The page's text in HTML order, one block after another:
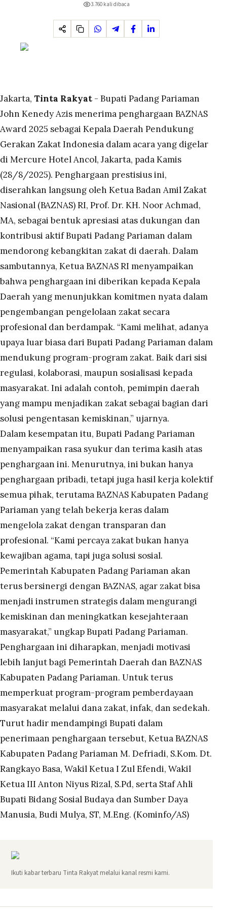
3.760 kali dibaca
Jakarta, Tinta Rakyat - Bupati Padang Pariaman
John Kenedy Azis menerima penghargaan BAZNAS
Award 2025 sebagai Kepala Daerah Pendukung
Gerakan Zakat Indonesia dalam acara yang digelar
di Mercure Hotel Ancol, Jakarta, pada Kamis
(28/8/2025). Penghargaan prestisius ini,
diserahkan langsung oleh Ketua Badan Amil Zakat
Nasional (BAZNAS) RI, Prof. Dr. KH. Noor Achmad,
MA, sebagai bentuk apresiasi atas dukungan dan
kontribusi aktif Bupati Padang Pariaman dalam
mendorong kebangkitan zakat di daerah. Dalam
sambutannya, Ketua BAZNAS RI menyampaikan
bahwa penghargaan ini diberikan kepada Kepala
Daerah yang menunjukkan komitmen nyata dalam
pengembangan pengelolaan zakat secara
profesional dan berdampak. “Kami melihat, adanya
upaya luar biasa dari Bupati Padang Pariaman dalam
mendukung program-program zakat. Baik dari sisi
regulasi, kolaborasi, maupun sosialisasi kepada
masyarakat. Ini adalah contoh, pemimpin daerah
yang mampu menjadikan zakat sebagai bagian dari
solusi pengentasan kemiskinan,” ujarnya.
Dalam kesempatan itu, Bupati Padang Pariaman
menyampaikan rasa syukur dan terima kasih atas
penghargaan ini. Menurutnya, ini bukan hanya
penghargaan pribadi, tetapi juga hasil kerja kolektif
semua pihak, terutama BAZNAS Kabupaten Padang
Pariaman yang telah bekerja keras dalam
mengelola zakat dengan transparan dan
profesional. “Kami percaya zakat bukan hanya
kewajiban agama, tapi juga solusi sosial.
Pemerintah Kabupaten Padang Pariaman akan
terus bersinergi dengan BAZNAS, agar zakat bisa
menjadi instrumen strategis dalam mengurangi
kemiskinan dan meningkatkan kesejahteraan
masyarakat,” ungkap Bupati Padang Pariaman.
Penghargaan ini diharapkan, menjadi motivasi
lebih lanjut bagi Pemerintah Daerah dan BAZNAS
Kabupaten Padang Pariaman. Untuk terus
memperkuat program-program pemberdayaan
masyarakat melalui dana zakat, infak, dan sedekah.
Turut hadir mendampingi Bupati dalam
penerimaan penghargaan tersebut, Ketua BAZNAS
Kabupaten Padang Pariaman M. Defriadi, S.Kom. Dt.
Rangkayo Basa, Wakil Ketua I Zul Efendi, Wakil
Ketua III Anton Niyus Rizal, S.Pd, serta Staf Ahli
Bupati Bidang Sosial Budaya dan Sumber Daya
Manusia, Budi Mulya, ST, M.Eng. (Kominfo/AS)
Ikuti kabar terbaru Tinta Rakyat melalui kanal resmi kami.